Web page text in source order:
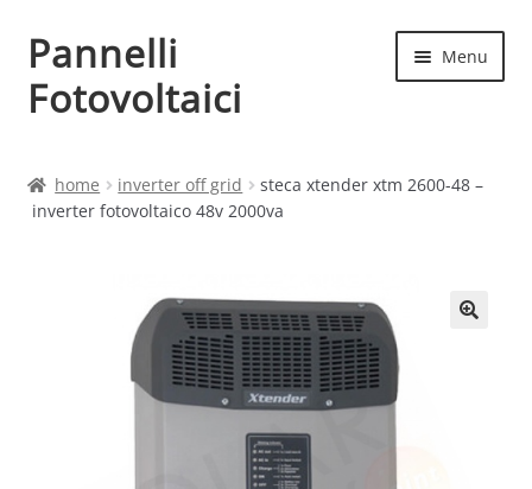
Vai
alla
navigazione
Vai
al
contenuto
Pannelli
Fotovoltaici
Menu
Cart
home inverter off grid
steca xtender xtm 2600-48 –
inverter fotovoltaico 48v 2000va